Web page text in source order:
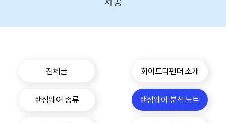
전체글 화이트디펜더 소개
랜섬웨어 종류 랜섬웨어 분석 노트